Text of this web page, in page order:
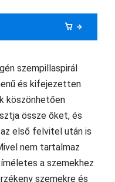
szempillaspirál
és kifejezetten
köszönhetően
össze őket, és
első felvitel után is
nem tartalmaz
a szemekhez
szemekre és